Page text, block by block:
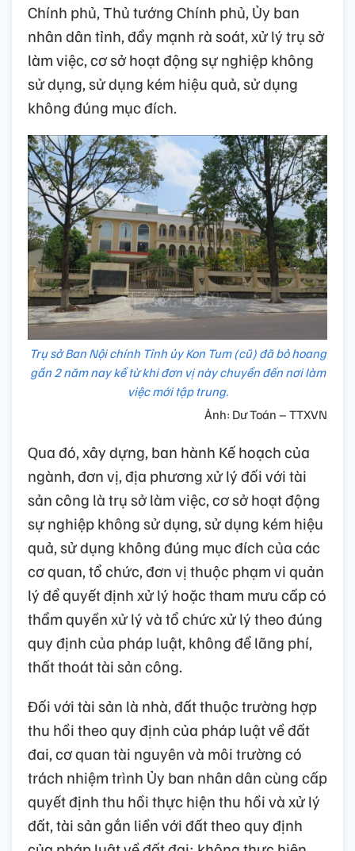
Chính phủ, Thủ tướng Chính phủ, Ủy ban
nhân dân tỉnh, đẩy mạnh rà soát, xử lý trụ sở
làm việc, cơ sở hoạt động sự nghiệp không
sử dụng, sử dụng kém hiệu quả, sử dụng
không đúng mục đích.
Trụ sở Ban Nội chính Tỉnh ủy Kon Tum (cũ) đã bỏ hoang
gần 2 năm nay kể từ khi đơn vị này chuyển đến nơi làm
việc mới tập trung.
Ảnh: Dư Toán – TTXVN
Qua đó, xây dựng, ban hành Kế hoạch của
ngành, đơn vị, địa phương xử lý đối với tài
sản công là trụ sở làm việc, cơ sở hoạt động
sự nghiệp không sử dụng, sử dụng kém hiệu
quả, sử dụng không đúng mục đích của các
cơ quan, tổ chức, đơn vị thuộc phạm vi quản
lý để quyết định xử lý hoặc tham mưu cấp có
thẩm quyền xử lý và tổ chức xử lý theo đúng
quy định của pháp luật, không để lãng phí,
thất thoát tài sản công.
Đối với tài sản là nhà, đất thuộc trường hợp
thu hồi theo quy định của pháp luật về đất
đai, cơ quan tài nguyên và môi trường có
trách nhiệm trình Ủy ban nhân dân cùng cấp
quyết định thu hồi thực hiện thu hồi và xử lý
đất, tài sản gắn liền với đất theo quy định